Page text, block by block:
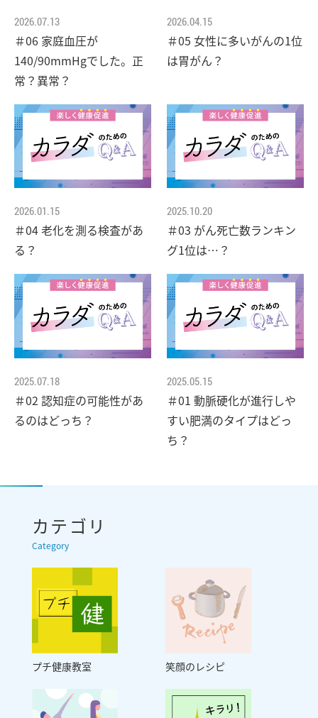
2026.07.13
＃06 家庭血圧が
140/90mmHgでした。正
常？異常？
2026.04.15
＃05 女性に多いがんの1位
は胃がん？
2026.01.15
＃04 老化を測る検査があ
る？
2025.10.20
＃03 がん死亡数ランキン
グ1位は…？
2025.07.18
＃02 認知症の可能性があ
るのはどっち？
2025.05.15
＃01 動脈硬化が進行しや
すい肥満のタイプはどっ
ち？
カテゴリ
Category
プチ健康教室 笑顔のレシピ